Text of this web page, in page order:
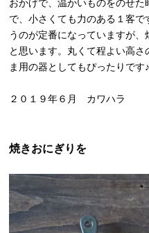
おかげで、温かいものをのせ
で、小さくても力のある１客
うのが定番になっていますが
と思います。丸くて程よい高
ま用の器としてもぴったりです♪
２０１９年６月 カワハラ
焼きおにぎりを